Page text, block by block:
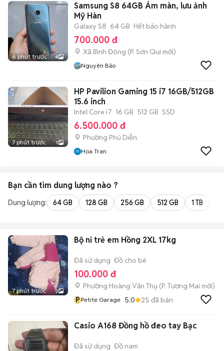
6 phút trước 4
Samsung S8 64GB Ám màn, lưu ảnh
Mỹ Hàn
Galaxy S8 64 GB Hết bảo hành
700.000 đ
Xã Bình Đông (P. Sơn Qui mới)
Nguyên Bảo
7 phút trước 1
HP Pavilion Gaming 15 i7 16GB/512GB
15.6 inch
Intel Core i7 16 GB 512 GB SSD
6.500.000 đ
Phường Phú Diễn
Hoa Tran
Bạn cần tìm dung lượng nào ?
Dung lượng: 64 GB 128 GB 256 GB 512 GB 1 TB
7 phút trước 3
Bộ nỉ trẻ em Hồng 2XL 17kg
Đã sử dụng Đồ cho bé
100.000 đ
Phường Hoàng Văn Thụ (P. Tương Mai mới)
P Petite Garage 5.0 25 đã bán
Casio A168 Đồng hồ đeo tay Bạc
Đã sử dụng Đồ nam